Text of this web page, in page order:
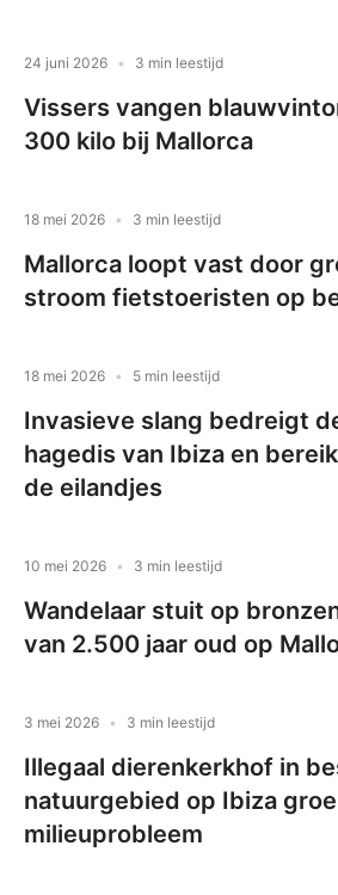
24 juni 2026 3 min leestijd
Vissers vangen
300 kilo bij Mallorca
18 mei 2026 3 min leestijd
Mallorca loopt vast door
stroom fietstoeristen op
18 mei 2026 5 min leestijd
Invasieve slang bedreigt
hagedis van Ibiza en
de eilandjes
10 mei 2026 3 min leestijd
Wandelaar stuit op
van 2.500 jaar oud op
3 mei 2026 3 min leestijd
Illegaal dierenkerkhof in
natuurgebied op Ibiza
milieuprobleem